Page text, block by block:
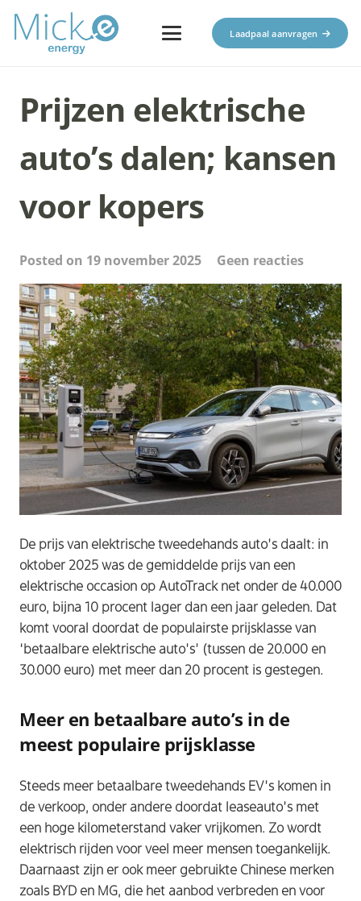
Laadpaal aanvragen
Prijzen‍‌‍‍‌ elektrische
auto’s dalen; kansen
voor kopers
Posted on 19 november 2025 Geen reacties
De prijs van elektrische tweedehands auto’s daalt: in
oktober 2025 was de gemiddelde prijs van een
elektrische occasion op AutoTrack net onder de 40.000
euro, bijna 10 procent lager dan een jaar geleden. Dat
komt vooral doordat de populairste prijsklasse van
‘betaalbare elektrische auto’s’ (tussen de 20.000 en
30.000 euro) met meer dan 20 procent is gestegen.
Meer en betaalbare auto’s in de
meest populaire prijsklasse
Steeds meer betaalbare tweedehands EV’s komen in
de verkoop, onder andere doordat leaseauto’s met
een hoge kilometerstand vaker vrijkomen. Zo wordt
elektrisch rijden voor veel meer mensen toegankelijk.
Daarnaast zijn er ook meer gebruikte Chinese merken
zoals BYD en MG, die het aanbod verbreden en voor